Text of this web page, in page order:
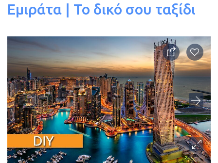
Εμιράτα | Το δικό σου ταξίδι